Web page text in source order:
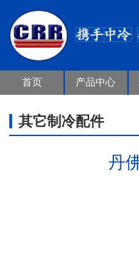
首页 产品中心
其它制冷配件
丹